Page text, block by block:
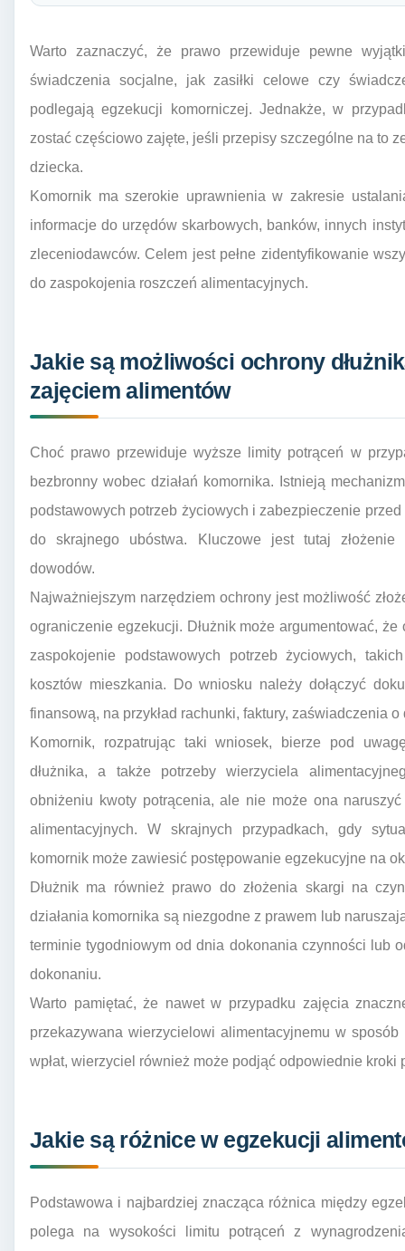
Warto zaznaczyć, że prawo przewiduje pewne
świadczenia socjalne, jak zasiłki celowe czy
podlegają egzekucji komorniczej. Jednakże, w
zostać częściowo zajęte, jeśli przepisy szczególne na to
dziecka.
Komornik ma szerokie uprawnienia w zakresie
informacje do urzędów skarbowych, banków, innych
zleceniodawców. Celem jest pełne zidentyfikowanie
do zaspokojenia roszczeń alimentacyjnych.
Jakie są możliwości ochrony
zajęciem alimentów
Choć prawo przewiduje wyższe limity potrąceń w
bezbronny wobec działań komornika. Istnieją
podstawowych potrzeb życiowych i zabezpieczenie
do skrajnego ubóstwa. Kluczowe jest tutaj
dowodów.
Najważniejszym narzędziem ochrony jest możliwość
ograniczenie egzekucji. Dłużnik może argumentować,
zaspokojenie podstawowych potrzeb życiowych,
kosztów mieszkania. Do wniosku należy dołączyć
finansową, na przykład rachunki, faktury, zaświadczenia o
Komornik, rozpatrując taki wniosek, bierze pod
dłużnika, a także potrzeby wierzyciela
obniżeniu kwoty potrącenia, ale nie może ona
alimentacyjnych. W skrajnych przypadkach, gdy
komornik może zawiesić postępowanie egzekucyjne na
Dłużnik ma również prawo do złożenia skargi na
działania komornika są niezgodne z prawem lub
terminie tygodniowym od dnia dokonania czynności lub
dokonaniu.
Warto pamiętać, że nawet w przypadku zajęcia
przekazywana wierzycielowi alimentacyjnemu w
wpłat, wierzyciel również może podjąć odpowiednie
Jakie są różnice w egzekucji
Podstawowa i najbardziej znacząca różnica między
polega na wysokości limitu potrąceń z